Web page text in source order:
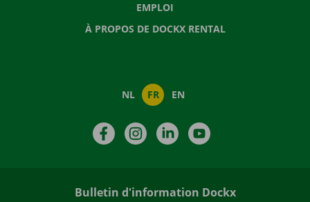
EMPLOI
À PROPOS DE DOCKX RENTAL
NL FR EN
FacebookInstagramLinkedIn
Bulletin d'information Dockx